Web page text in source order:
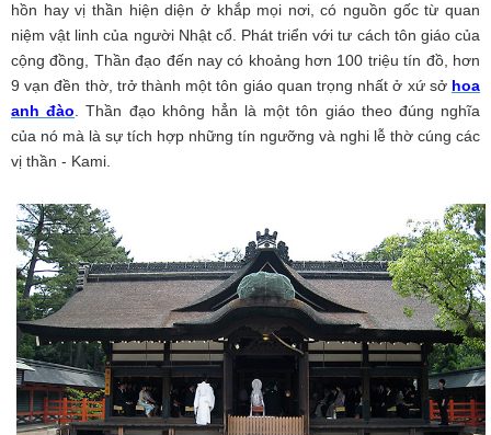
hồn hay vị thần hiện diện ở khắp mọi nơi, có nguồn gốc từ quan
niệm vật linh của người Nhật cổ. Phát triển với tư cách tôn giáo của
cộng đồng, Thần đạo đến nay có khoảng hơn 100 triệu tín đồ, hơn
9 vạn đền thờ, trở thành một tôn giáo quan trọng nhất ở xứ sở hoa
anh đào . Thần đạo không hẳn là một tôn giáo theo đúng nghĩa
của nó mà là sự tích hợp những tín ngưỡng và nghi lễ thờ cúng các
vị thần - Kami.